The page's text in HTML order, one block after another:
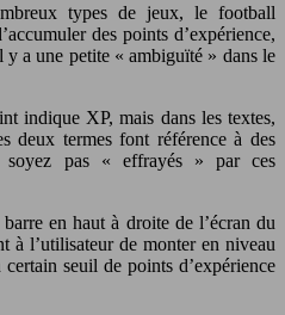
types de jeux, le football
des points d’expérience,
a une petite « ambiguïté » dans le
indique XP, mais dans les textes,
deux termes font référence à des
soyez pas « effrayés » par ces
en haut à droite de l’écran du
à l’utilisateur de monter en niveau
seuil de points d’expérience